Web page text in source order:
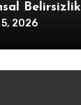
Belirsizlik
2026